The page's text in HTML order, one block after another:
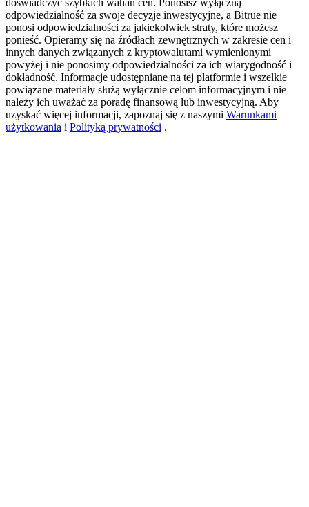
Precious Metals Trading Carnival
Trade Gold & Silver · 33,333 USDT Bonus
odpowiedzialność za swoje decyzje inwestycyjne, a Bitrue nie
ponosi odpowiedzialności za jakiekolwiek straty, które możesz
ponieść. Opieramy się na źródłach zewnętrznych w zakresie cen i
innych danych związanych z kryptowalutami wymienionymi
powyżej i nie ponosimy odpowiedzialności za ich wiarygodność i
dokładność. Informacje udostępniane na tej platformie i wszelkie
powiązane materiały służą wyłącznie celom informacyjnym i nie
należy ich uważać za poradę finansową lub inwestycyjną. Aby
uzyskać więcej informacji, zapoznaj się z naszymi Warunkami
użytkowania i Polityką prywatności .